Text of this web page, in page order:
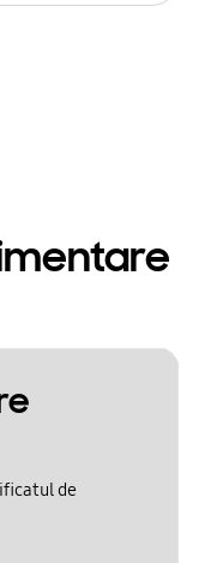
de